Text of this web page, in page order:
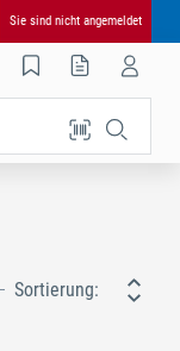
Sie sind nicht angemeldet
Sortierung: